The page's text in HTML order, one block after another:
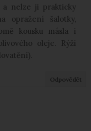
a nelze ji prakticky
opražení šalotky,
kousku másla i
oleje. Rýži
Odpovědět